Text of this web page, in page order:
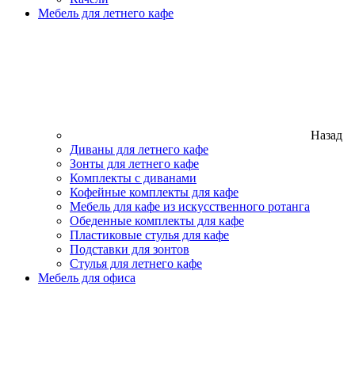
Мебель для летнего кафе
Назад
Диваны для летнего кафе
Зонты для летнего кафе
Комплекты с диванами
Кофейные комплекты для кафе
Мебель для кафе из искусственного ротанга
Обеденные комплекты для кафе
Пластиковые стулья для кафе
Подставки для зонтов
Стулья для летнего кафе
Мебель для офиса